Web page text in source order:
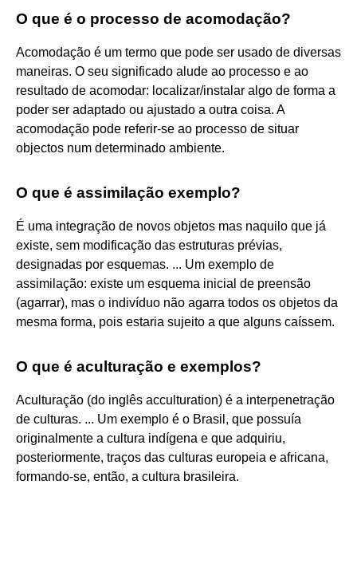
O que é o processo de acomodação?
Acomodação é um termo que pode ser usado de diversas
maneiras. O seu significado alude ao processo e ao
resultado de acomodar: localizar/instalar algo de forma a
poder ser adaptado ou ajustado a outra coisa. A
acomodação pode referir-se ao processo de situar
objectos num determinado ambiente.
O que é assimilação exemplo?
É uma integração de novos objetos mas naquilo que já
existe, sem modificação das estruturas prévias,
designadas por esquemas. ... Um exemplo de
assimilação: existe um esquema inicial de preensão
(agarrar), mas o indivíduo não agarra todos os objetos da
mesma forma, pois estaria sujeito a que alguns caíssem.
O que é aculturação e exemplos?
Aculturação (do inglês acculturation) é a interpenetração
de culturas. ... Um exemplo é o Brasil, que possuía
originalmente a cultura indígena e que adquiriu,
posteriormente, traços das culturas europeia e africana,
formando-se, então, a cultura brasileira.